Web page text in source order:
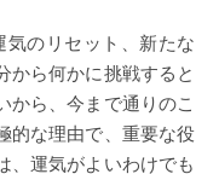
のリセット、新たな
から何かに挑戦すると
から、今まで通りのこ
的な理由で、重要な役
、運気がよいわけでも